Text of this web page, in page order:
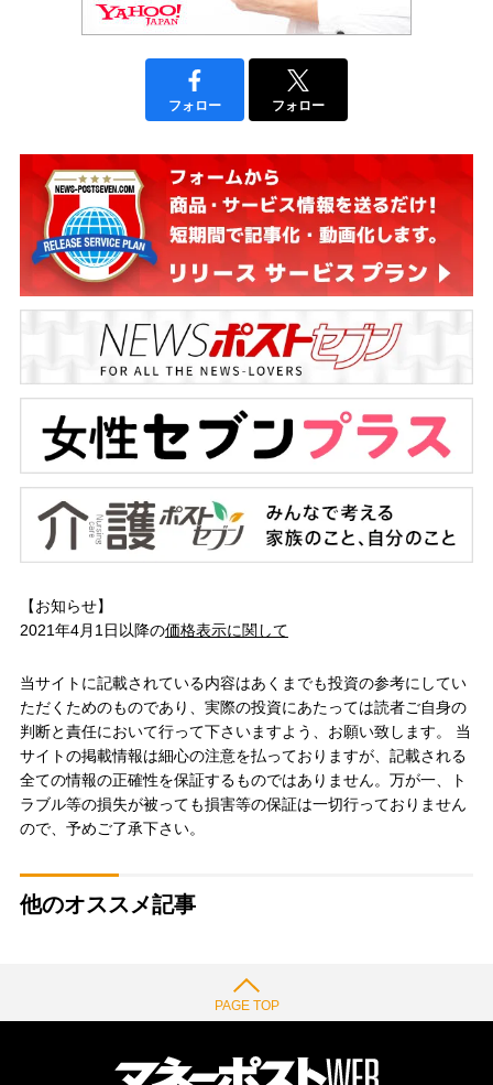
フォロー フォロー
【お知らせ】
2021年4月1日以降の価格表示に関して
当サイトに記載されている内容はあくまでも投資の参考にしてい
ただくためのものであり、実際の投資にあたっては読者ご自身の
判断と責任において行って下さいますよう、お願い致します。 当
サイトの掲載情報は細心の注意を払っておりますが、記載される
全ての情報の正確性を保証するものではありません。万が一、ト
ラブル等の損失が被っても損害等の保証は一切行っておりません
ので、予めご了承下さい。
他のオススメ記事
PAGE TOP